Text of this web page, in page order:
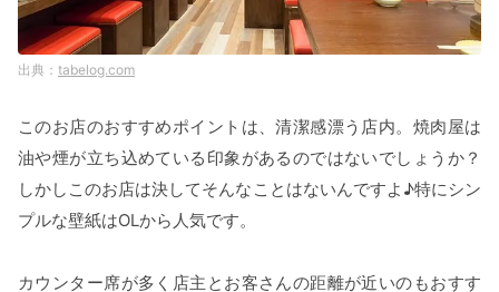
tabelog.com
このお店のおすすめポイントは、清潔感漂う店内。焼肉屋は
油や煙が立ち込めている印象があるのではないでしょうか？
しかしこのお店は決してそんなことはないんですよ♪特にシン
プルな壁紙はOLから人気です。
カウンター席が多く店主とお客さんの距離が近いのもおすす